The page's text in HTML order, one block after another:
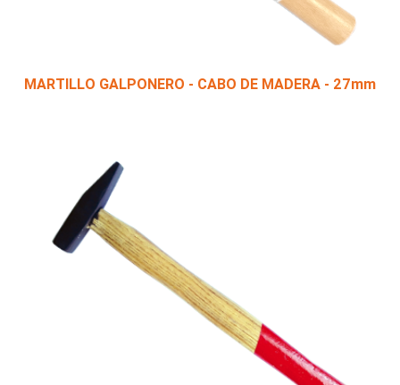
MARTILLO GALPONERO - CABO DE MADERA - 27mm